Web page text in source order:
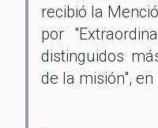
recibió la
por
distinguidos
de la misión",